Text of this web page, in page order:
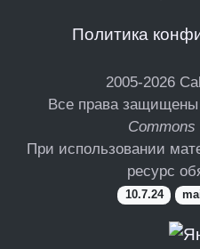
Политика
2005-2026
Все права
При использовании
ресурс
10.7.24